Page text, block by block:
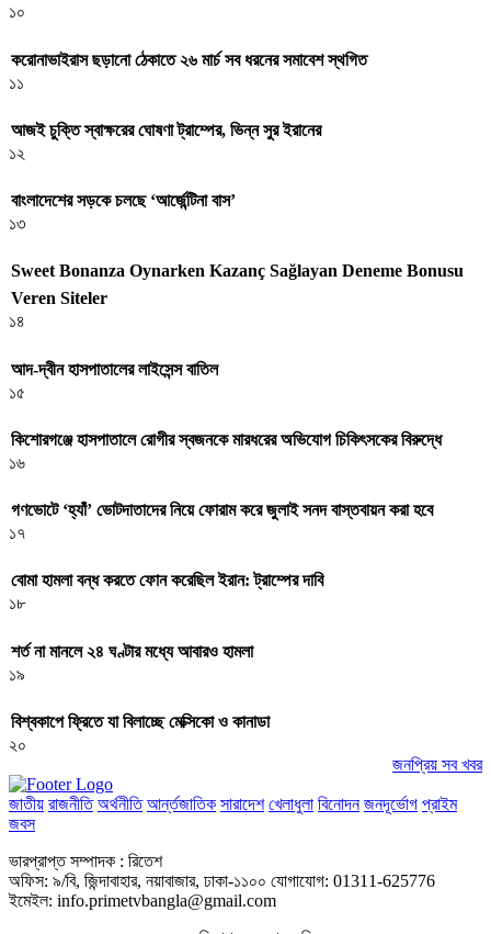
১০
করোনাভাইরাস ছড়ানো ঠেকাতে ২৬ মার্চ সব ধরনের সমাবেশ স্থগিত
১১
আজই চুক্তি স্বাক্ষরের ঘোষণা ট্রাম্পের, ভিন্ন সুর ইরানের
১২
বাংলাদেশের সড়কে চলছে ‘আর্জেন্টিনা বাস’
১৩
Sweet Bonanza Oynarken Kazanç Sağlayan Deneme Bonusu
Veren Siteler
১৪
আদ-দ্বীন হাসপাতালের লাইসেন্স বাতিল
১৫
কিশোরগঞ্জে হাসপাতালে রোগীর স্বজনকে মারধরের অভিযোগ চিকিৎসকের বিরুদ্ধে
১৬
গণভোটে ‘হ্যাঁ’ ভোটদাতাদের নিয়ে ফোরাম করে জুলাই সনদ বাস্তবায়ন করা হবে
১৭
বোমা হামলা বন্ধ করতে ফোন করেছিল ইরান: ট্রাম্পের দাবি
১৮
শর্ত না মানলে ২৪ ঘণ্টার মধ্যে আবারও হামলা
১৯
বিশ্বকাপে ফ্রিতে যা বিলাচ্ছে মেক্সিকো ও কানাডা
২০
জনপ্রিয় সব খবর
জাতীয় রাজনীতি অর্থনীতি আর্ন্তজাতিক সারাদেশ খেলাধুলা বিনোদন জনদূর্ভোগ প্রাইম
জবস
ভারপ্রাপ্ত সম্পাদক : রিতেশ
অফিস: ৯/বি, জিন্দাবাহার, নয়াবাজার, ঢাকা-১১০০ যোগাযোগ: 01311-625776
ইমেইল: info.primetvbangla@gmail.com